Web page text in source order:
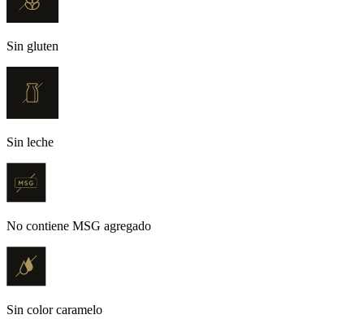
Sin gluten
Sin leche
No contiene MSG agregado
Sin color caramelo